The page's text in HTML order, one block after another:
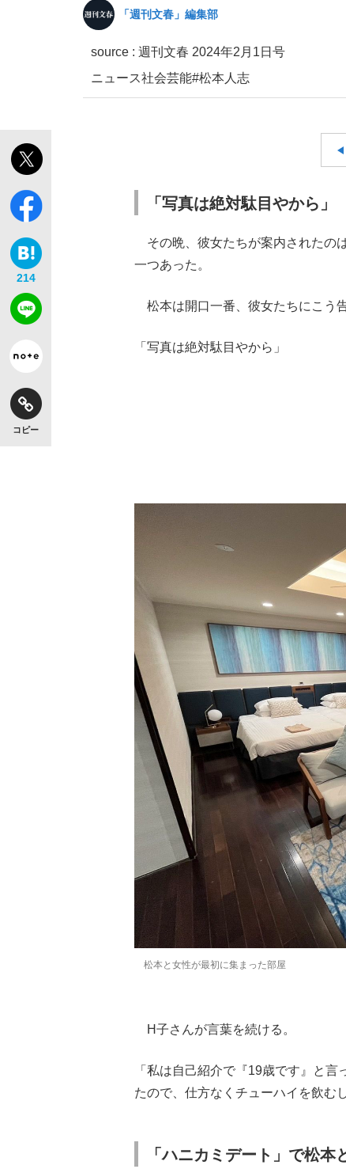
「目標達成できなかったからと言って…」
the Style
「週刊文春」編集部
source : 週刊文春 2024年2月1日号
ニュース社会芸能#松本人志
214
コピー
「写真は絶対駄目やから」
その晩、彼女たちが案内されたの
一つあった。
松本は開口一番、彼女たちにこう告
「写真は絶対駄目やから」
松本と女性が最初に集まった部屋
H子さんが言葉を続ける。
「私は自己紹介で『19歳です』と
たので、仕方なくチューハイを飲む
「ハニカミデート」で松